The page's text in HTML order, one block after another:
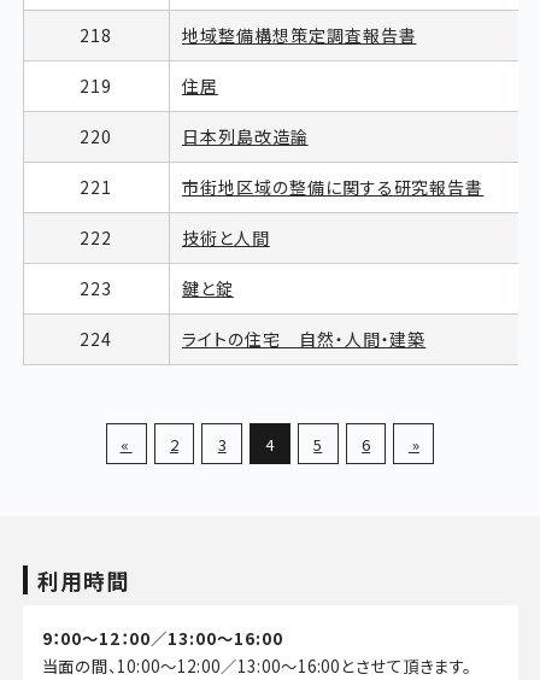
218 地域整備構想策定調査報告書
219 住居
220 日本列島改造論
221 市街地区域の整備に関する研究報告書
222 技術と人間
223 鍵と錠
224 ライトの住宅 自然・人間・建築
« 2 3 4 5 6 »
利用時間
9：00～12：00／13:00～16:00
当面の間、10:00～12:00／13:00～16:00とさせて頂きます。